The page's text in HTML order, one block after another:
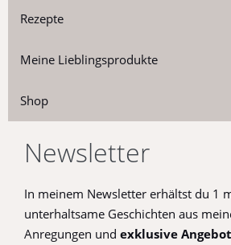
Rezepte
Meine Lieblingsprodukte
Shop
Newsletter
In meinem Newsletter erhältst du 1
unterhaltsame Geschichten aus
Anregungen und exklusive